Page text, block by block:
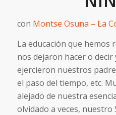
con Montse Osuna – La
La educación que hemos
nos dejaron hacer o decir
ejercieron nuestros
el paso del tiempo, etc.
alejado de nuestra
olvidado a veces,